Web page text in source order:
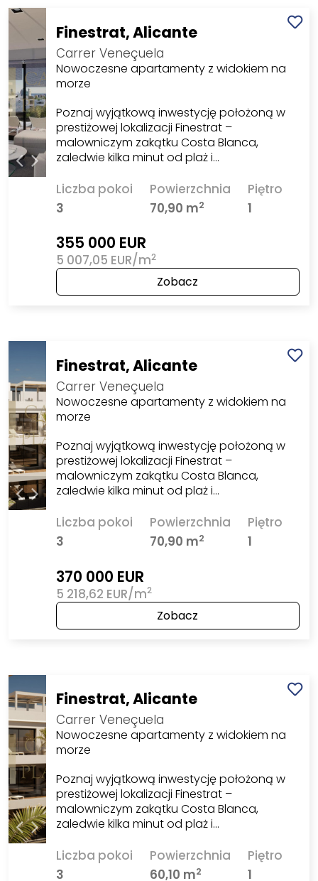
Finestrat, Alicante
Carrer Veneçuela
Nowoczesne apartamenty z widokiem na
morze
Poznaj wyjątkową inwestycję położoną w
prestiżowej lokalizacji Finestrat –
malowniczym zakątku Costa Blanca,
zaledwie kilka minut od plaż i…
Liczba pokoi
3
Powierzchnia
70,90 m2
Piętro
1
355 000 EUR
5 007,05 EUR/m2
Zobacz
Finestrat, Alicante
Carrer Veneçuela
Nowoczesne apartamenty z widokiem na
morze
Poznaj wyjątkową inwestycję położoną w
prestiżowej lokalizacji Finestrat –
malowniczym zakątku Costa Blanca,
zaledwie kilka minut od plaż i…
Liczba pokoi
3
Powierzchnia
70,90 m2
Piętro
1
370 000 EUR
5 218,62 EUR/m2
Zobacz
Finestrat, Alicante
Carrer Veneçuela
Nowoczesne apartamenty z widokiem na
morze
Poznaj wyjątkową inwestycję położoną w
prestiżowej lokalizacji Finestrat –
malowniczym zakątku Costa Blanca,
zaledwie kilka minut od plaż i…
Liczba pokoi
3
Powierzchnia
60,10 m2
Piętro
1